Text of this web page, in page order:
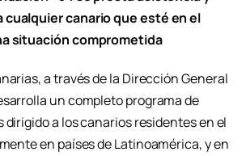
canario que esté en el
situación comprometida
a través de la Dirección General
un completo programa de
a los canarios residentes en el
en países de Latinoamérica, y en